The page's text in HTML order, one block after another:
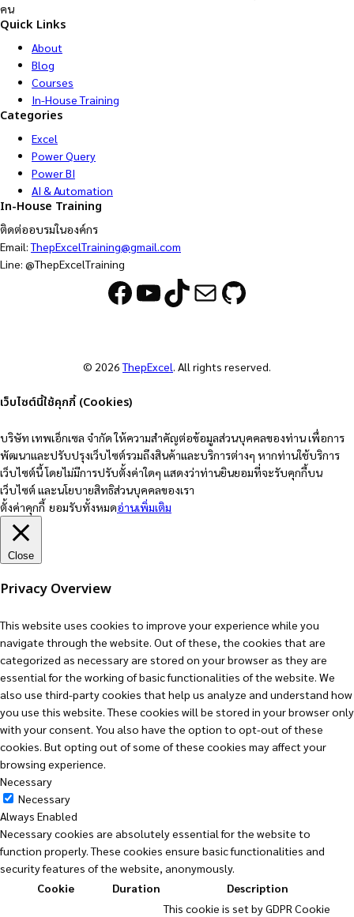
คน
Quick Links
About
Blog
Courses
In-House Training
Categories
Excel
Power Query
Power BI
AI & Automation
In-House Training
ติดต่ออบรมในองค์กร
Email:ThepExcelTraining@gmail.com
Line: @ThepExcelTraining
Facebook YouTube TikTok Mail GitHub
© 2026ThepExcel. All rights reserved.
เว็บไซต์นี้ใช้คุกกี้ (Cookies)
บริษัท เทพเอ็กเซล จำกัด ให้ความสำคัญต่อข้อมูลส่วนบุคคลของท่าน เพื่อการ
พัฒนาและปรับปรุงเว็บไซต์รวมถึงสินค้าและบริการต่างๆ หากท่านใช้บริการ
เว็บไซต์นี้ โดยไม่มีการปรับตั้งค่าใดๆ แสดงว่าท่านยินยอมที่จะรับคุกกี้บน
เว็บไซต์ และนโยบายสิทธิส่วนบุคคลของเรา
ตั้งค่าคุกกี้ ยอมรับทั้งหมดอ่านเพิ่มเติม
Close
Privacy Overview
This website uses cookies to improve your experience while you
navigate through the website. Out of these, the cookies that are
categorized as necessary are stored on your browser as they are
essential for the working of basic functionalities of the website. We
also use third-party cookies that help us analyze and understand how
you use this website. These cookies will be stored in your browser only
with your consent. You also have the option to opt-out of these
cookies. But opting out of some of these cookies may affect your
browsing experience.
Necessary
Necessary
Always Enabled
Necessary cookies are absolutely essential for the website to
function properly. These cookies ensure basic functionalities and
security features of the website, anonymously.
Cookie
Duration
Description
This cookie is set by GDPR Cookie